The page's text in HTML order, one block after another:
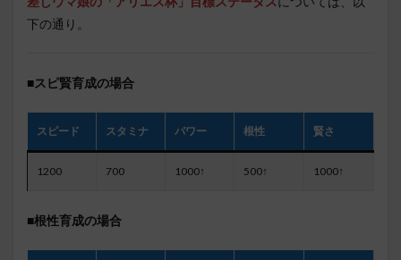
下の通り。
■スピ賢育成の場合
スピード スタミナ パワー 根性 賢さ
1200 700 1000↑ 500↑ 1000↑
■根性育成の場合